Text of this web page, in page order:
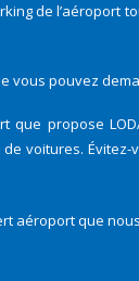
de l’aéroport
vous pouvez
propose
voitures.
aéroport que